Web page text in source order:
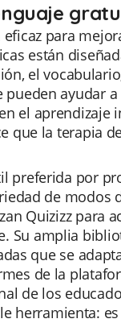
para
están
el
ayudar
el aprendizaje
que la terapia
preferida por
de modos
Quizizz para
Su amplia
que se
de la
de los
herramienta: